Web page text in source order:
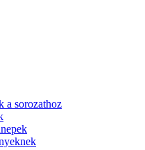
a sorozathoz